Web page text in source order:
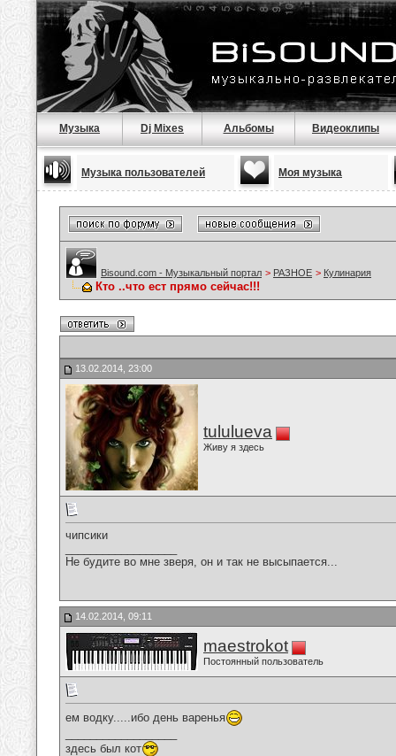
Музыка Dj Mixes Альбомы Видеоклипы
Музыка пользователей Моя музыка
Bisound.com - Музыкальный портал > РАЗНОЕ > Кулинария
Кто ..что ест прямо сейчас!!!
13.02.2014, 23:00
tululueva
Живу я здесь
чипсики
Не будите во мне зверя, он и так не высыпается...
14.02.2014, 09:11
maestrokot
Постоянный пользователь
ем водку.....ибо день варенья
здесь был кот